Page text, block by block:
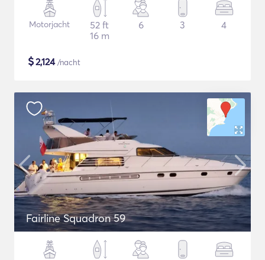
Motorjacht
52 ft
16 m
6 3 4
$2,124/nacht
Fairline Squadron 59